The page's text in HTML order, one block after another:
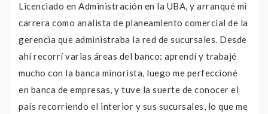
Licenciado en Administración en la UBA, y arranqué mi
carrera como analista de planeamiento comercial de la
gerencia que administraba la red de sucursales. Desde
ahí recorrí varias áreas del banco: aprendí y trabajé
mucho con la banca minorista, luego me perfeccioné
en banca de empresas, y tuve la suerte de conocer el
país recorriendo el interior y sus sucursales, lo que me